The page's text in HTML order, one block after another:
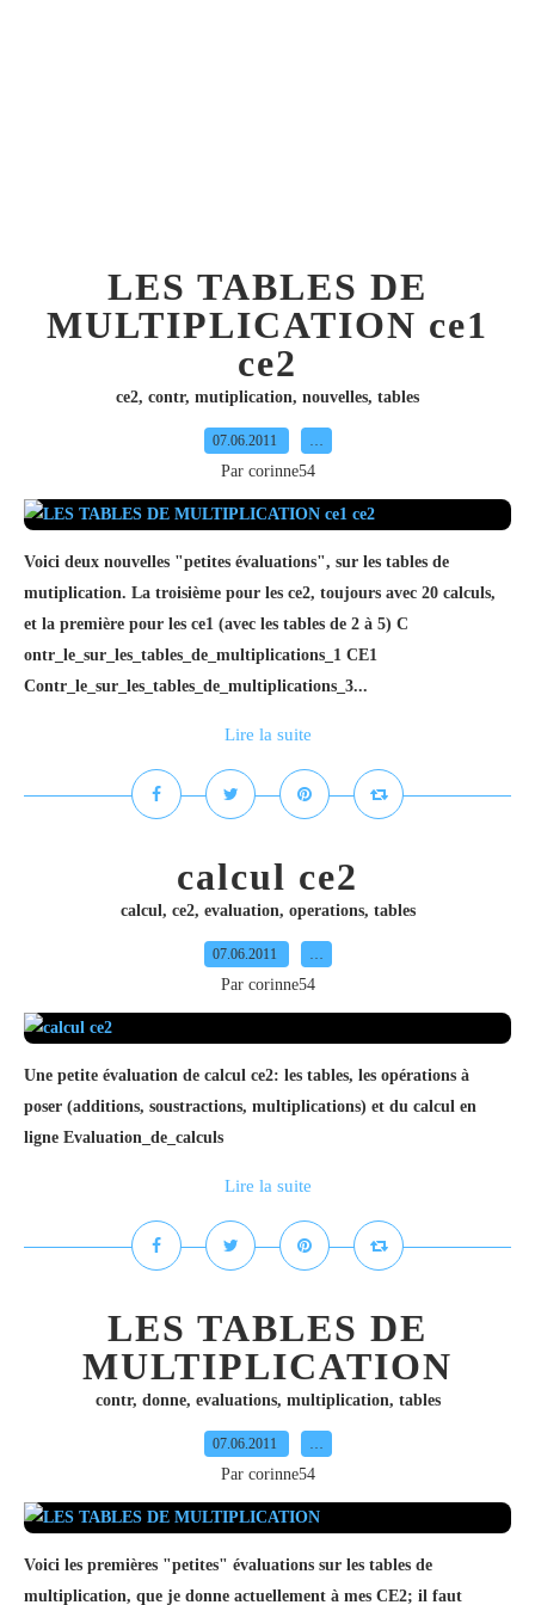
LES TABLES DE
MULTIPLICATION ce1
ce2
ce2, contr, mutiplication, nouvelles, tables
07.06.2011 …
Par corinne54
Voici deux nouvelles "petites évaluations", sur les tables de
mutiplication. La troisième pour les ce2, toujours avec 20 calculs,
et la première pour les ce1 (avec les tables de 2 à 5) C
ontr_le_sur_les_tables_de_multiplications_1 CE1
Contr_le_sur_les_tables_de_multiplications_3...
Lire la suite
calcul ce2
calcul, ce2, evaluation, operations, tables
07.06.2011 …
Par corinne54
Une petite évaluation de calcul ce2: les tables, les opérations à
poser (additions, soustractions, multiplications) et du calcul en
ligne Evaluation_de_calculs
Lire la suite
LES TABLES DE
MULTIPLICATION
contr, donne, evaluations, multiplication, tables
07.06.2011 …
Par corinne54
Voici les premières "petites" évaluations sur les tables de
multiplication, que je donne actuellement à mes CE2; il faut